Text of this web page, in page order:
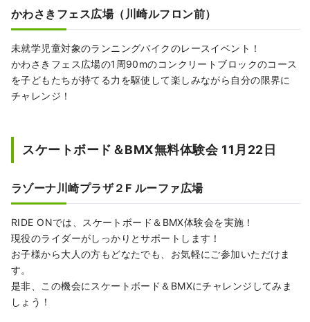
かわさきフェス広場（川崎ルフロン前）
未就学児童対象のランニングバイクのレースイベント！
かわさきフェス広場の1周90mのコンクリートブロックのコース
を子どもたちが持てる力を駆使して楽しみながら自分の限界に
チャレンジ！
スケートボード＆BMX無料体験会 11月22日
ラゾーナ川崎プラザ２F ルーファ広場
RIDE ONでは、スケートボード＆BMX体験会を実施！
現役のライダーがしっかりとサポートします！
お子様から大人の方もどなたでも、お気軽にご参加いただけま
す。
是非、この機会にスケートボード＆BMXにチャレンジしてみま
しょう！